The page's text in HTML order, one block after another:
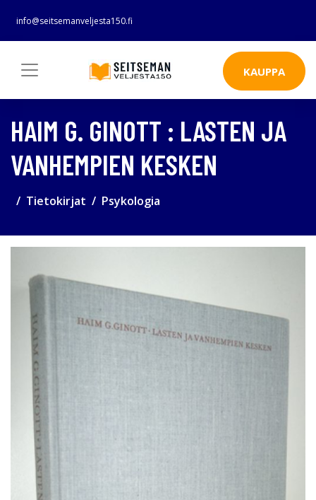
info@seitsemanveljesta150.fi
KAUPPA
HAIM G. GINOTT : LASTEN JA
VANHEMPIEN KESKEN
Tietokirjat Psykologia